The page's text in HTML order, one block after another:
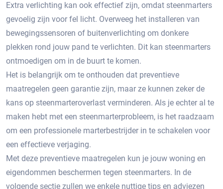
Extra verlichting kan ook effectief zijn, omdat steenmarters
gevoelig zijn voor fel licht.​ Overweeg het installeren van
bewegingssensoren of buitenverlichting om donkere
plekken rond jouw pand te verlichten. Dit kan steenmarters
ontmoedigen om in de buurt te komen.
Het is belangrijk om te onthouden dat preventieve
maatregelen geen garantie zijn, maar ze kunnen zeker de
kans op steenmarteroverlast verminderen.​ Als je echter al te
maken hebt met een steenmarterprobleem, is het raadzaam
om een professionele marterbestrijder in te schakelen voor
een effectieve verjaging.
Met deze preventieve maatregelen kun je jouw woning en
eigendommen beschermen tegen steenmarters. In de
volgende sectie zullen we enkele nuttige tips en adviezen